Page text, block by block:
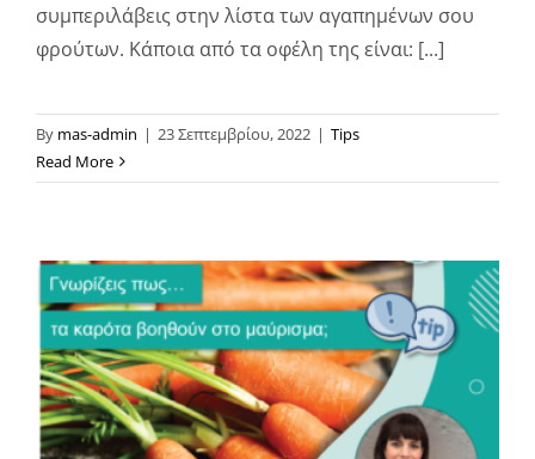
συμπεριλάβεις στην λίστα των αγαπημένων σου
φρούτων. Κάποια από τα οφέλη της είναι: [...]
By mas-admin | 23 Σεπτεμβρίου, 2022 | Tips
Read More